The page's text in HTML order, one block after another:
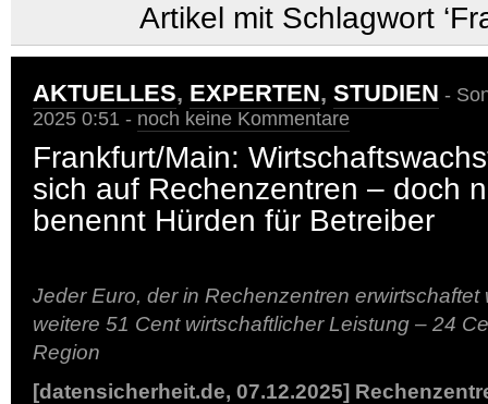
Artikel mit Schlagwort
AKTUELLES, EXPERTEN, STUDIEN -
2025 0:51 - noch keine Kommentare
Frankfurt/Main:
sich auf Rechenzentren – doch
benennt Hürden für Betreiber
Jeder Euro, der in Rechenzentren erwirtschaftet
weitere 51 Cent wirtschaftlicher Leistung – 24
Region
[datensicherheit.de, 07.12.2025]